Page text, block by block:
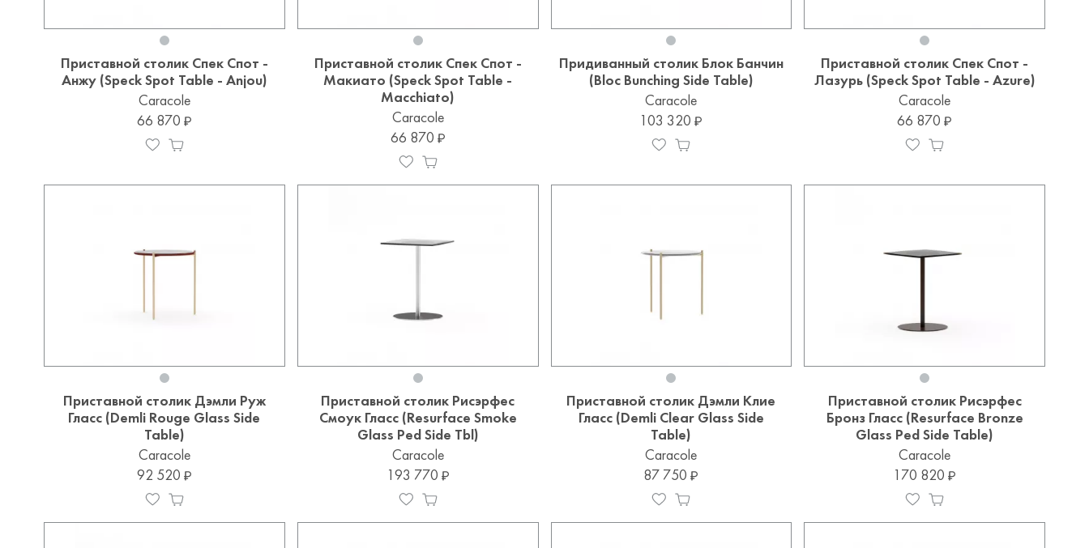
Приставной столик Спек Спот -
Анжу (Speck Spot Table - Anjou)
Caracole
66 870
Приставной столик Спек Спот -
Макиато (Speck Spot Table -
Macchiato)
Caracole
66 870
Придиванный столик Блок Банчин
(Bloc Bunching Side Table)
Caracole
103 320
Приставной столик Спек Спот -
Лазурь (Speck Spot Table - Azure)
Caracole
66 870
Приставной столик Дэмли Руж
Гласс (Demli Rouge Glass Side
Table)
Caracole
92 520
Приставной столик Рисэрфес
Смоук Гласс (Resurface Smoke
Glass Ped Side Tbl)
Caracole
193 770
Приставной столик Дэмли Клие
Гласс (Demli Clear Glass Side
Table)
Caracole
87 750
Приставной столик Рисэрфес
Бронз Гласс (Resurface Bronze
Glass Ped Side Table)
Caracole
170 820